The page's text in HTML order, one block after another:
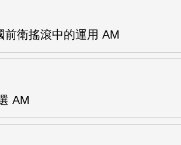
前衛搖滾中的運用 AM
AM